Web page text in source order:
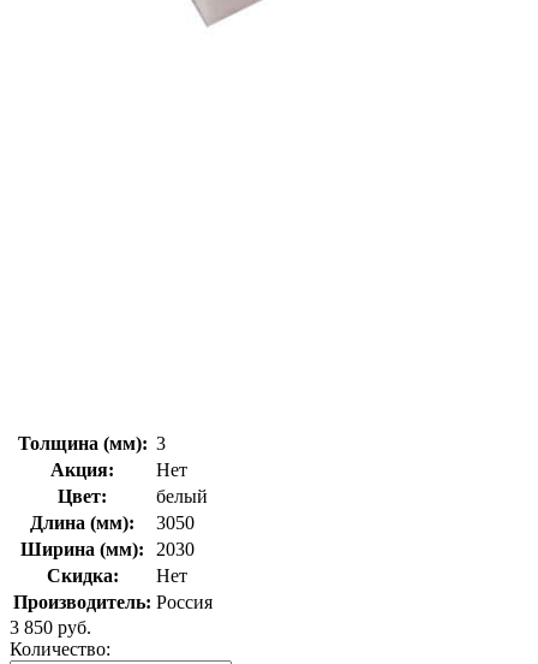
Толщина (мм): 3
Акция:
Нет
Цвет:
белый
Длина (мм):
3050
Ширина (мм):
2030
Скидка:
Нет
Производитель: Россия
3 850 руб.
Количество: